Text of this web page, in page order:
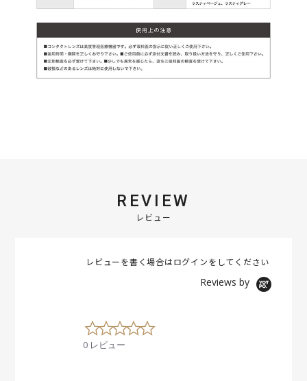
REVIEW
レビュー
レビューを書く場合はログイン をしてください
Reviews by
0
.
0 レビュー